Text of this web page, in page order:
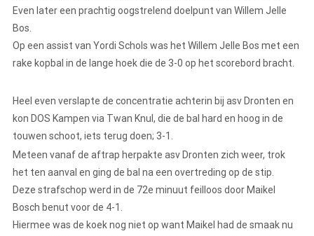
Even later een prachtig oogstrelend doelpunt van Willem Jelle
Bos.
Op een assist van Yordi Schols was het Willem Jelle Bos met een
rake kopbal in de lange hoek die de 3-0 op het scorebord bracht.
Heel even verslapte de concentratie achterin bij asv Dronten en
kon DOS Kampen via Twan Knul, die de bal hard en hoog in de
touwen schoot, iets terug doen; 3-1.
Meteen vanaf de aftrap herpakte asv Dronten zich weer, trok
het ten aanval en ging de bal na een overtreding op de stip.
Deze strafschop werd in de 72e minuut feilloos door Maikel
Bosch benut voor de 4-1.
Hiermee was de koek nog niet op want Maikel had de smaak nu